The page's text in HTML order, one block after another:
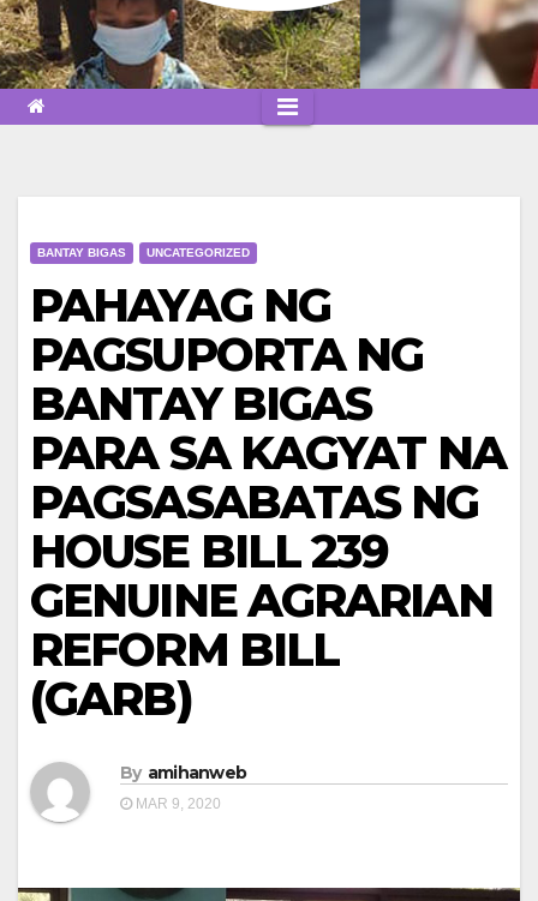
BANTAY BIGAS UNCATEGORIZED
PAHAYAG NG
PAGSUPORTA NG
BANTAY BIGAS
PARA SA KAGYAT NA
PAGSASABATAS NG
HOUSE BILL 239
GENUINE AGRARIAN
REFORM BILL
(GARB)
By amihanweb
MAR 9, 2020